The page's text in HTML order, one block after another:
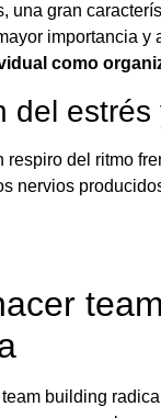
una gran
importancia
como
del
respiro del ritmo
nervios
building